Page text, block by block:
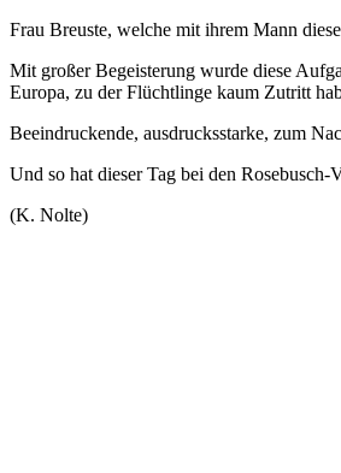
Frau Breuste, welche mit ihrem Mann
Mit großer Begeisterung wurde diese
Europa, zu der Flüchtlinge kaum Zutritt
Beeindruckende, ausdrucksstarke, zum
Und so hat dieser Tag bei den
(K. Nolte)